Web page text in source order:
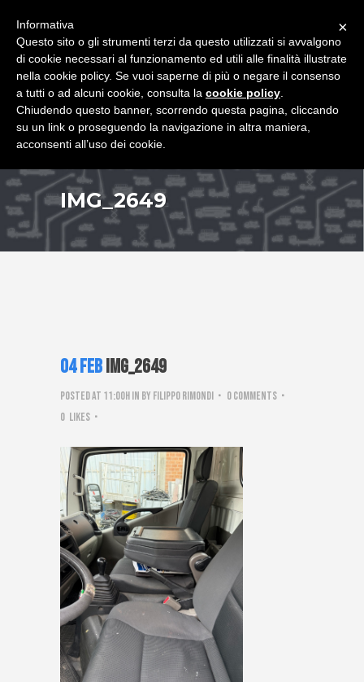
IMG_2649
04 FebIMG_2649
Posted at 11:00hin by Filippo Rimondi
0 Comments
0 Likes
×
Informativa
Questo sito o gli strumenti terzi da questo utilizzati si avvalgono
di cookie necessari al funzionamento ed utili alle finalità illustrate
nella cookie policy. Se vuoi saperne di più o negare il consenso
a tutti o ad alcuni cookie, consulta la cookie policy
Chiudendo questo banner, scorrendo questa pagina, cliccando
su un link o proseguendo la navigazione in altra maniera,
acconsenti all’uso dei cookie.